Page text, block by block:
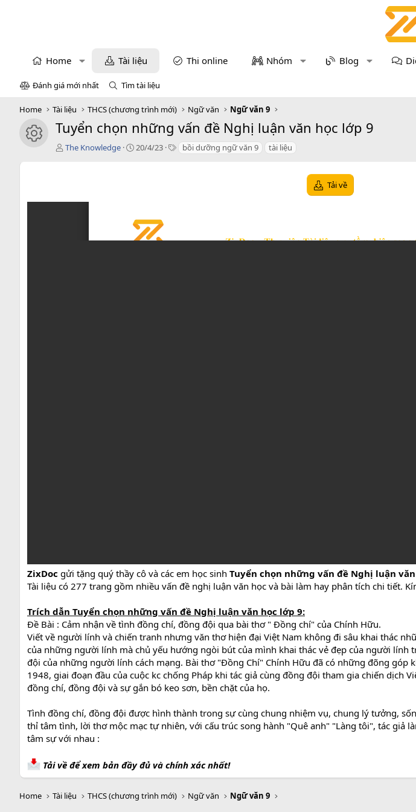
Home Tài liệu Thi online Nhóm Blog
Đánh giá mới nhất Tìm tài liệu
Home Tài liệu THCS (chương trình mới) Ngữ văn Ngữ văn 9
icon tài liệu
Tuyển chọn những vấn đề Nghị luận văn học lớp 9
T
ả
The Knowledge
C
n
d
20/4/23
T bồi dưỡng ngữ văn 9 tài liệu
Tải về
ZixDoc gửi tặng quý thầy cô và các em học sinh Tuyển chọn những vấn đề Nghị luận
Tài liệu có 277 trang gồm nhiều vấn đề nghị luận văn học và bài làm hay phân tích chi tiết.
Trích dẫn Tuyển chọn những vấn đề Nghị luận văn học lớp 9:
Đề Bài : Cảm nhận về tình đồng chí, đồng đội qua bài thơ " Đồng chí" của Chính Hữu.
Viết về người lính và chiến tranh nhưng văn thơ hiện đại Việt Nam không đi sâu khai thác
của những người lính mà chủ yếu hướng ngòi bút của mình khai thác vẻ đẹp của người lính
đội của những người lính cách mạng. Bài thơ "Đồng Chí" Chính Hữu đã có những đõng góp
1948, giai đoạn đầu của cuộc kc chống Pháp khi tác giả cùng đồng đội tham gia chiến dịch
đồng chí, đồng đội và sự gắn bó keo sơn, bền chặt của họ.
Tình đồng chí, đồng đội được hình thành trong sự cùng chung nhiệm vụ, chung lý tưởng,
thỉ tâm tình, lời thơ mộc mạc tự nhiên, với cấu trúc song hành "Quê anh" "Làng tôi", tác giả
tâm sự với nhau :
Tải về để xem bản đầy đủ và chính xác nhất!
Home Tài liệu THCS (chương trình mới) Ngữ văn Ngữ văn 9